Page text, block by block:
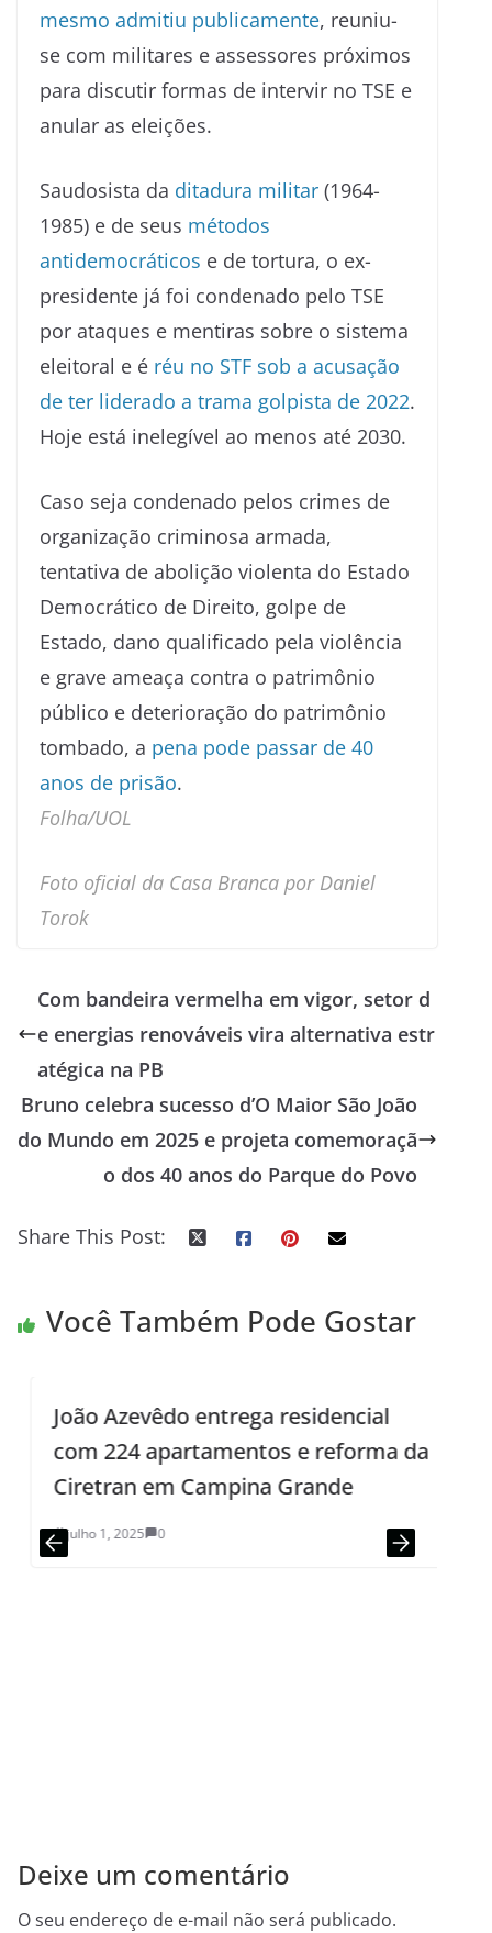
mesmo admitiu publicamente, reuniu-
se com militares e assessores próximos
para discutir formas de intervir no TSE e
anular as eleições.
Saudosista da ditadura militar (1964-
1985) e de seus métodos
antidemocráticos e de tortura, o ex-
presidente já foi condenado pelo TSE
por ataques e mentiras sobre o sistema
eleitoral e é réu no STF sob a acusação
de ter liderado a trama golpista de 2022.
Hoje está inelegível ao menos até 2030.
Caso seja condenado pelos crimes de
organização criminosa armada,
tentativa de abolição violenta do Estado
Democrático de Direito, golpe de
Estado, dano qualificado pela violência
e grave ameaça contra o patrimônio
público e deterioração do patrimônio
tombado, a pena pode passar de 40
anos de prisão.
Folha/UOL
Foto oficial da Casa Branca por Daniel
Torok
Com bandeira vermelha em vigor, setor d
e energias renováveis vira alternativa estr
atégica na PB
Bruno celebra sucesso d’O Maior São João
do Mundo em 2025 e projeta comemoraçã
o dos 40 anos do Parque do Povo
Share This Post:
Você Também Pode Gostar
João Azevêdo entrega residencial
com 224 apartamentos e reforma da
Ciretran em Campina Grande
julho 1, 2025 0
Deixe um comentário
O seu endereço de e-mail não será publicado.